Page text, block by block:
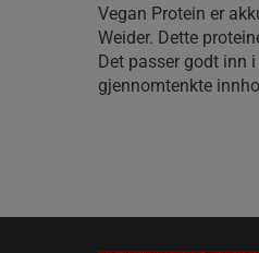
Vegan Protein er
Weider. Dette
Det passer godt inn
gjennomtenkte